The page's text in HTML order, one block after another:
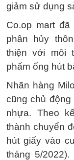
giảm sử dụng
Co.op mart
phân hủy
thiện với môi
phẩm ống hút
Nhãn hàng
cũng chủ
nhựa. Theo
thành chuyển
hút giấy vào
tháng 5/